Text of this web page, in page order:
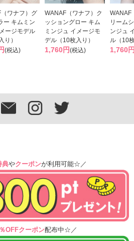
ワナフ）グ
ー キムミン
ージモデル
り）
(税込)
WANAF（ワナフ）ク
ッショングロー キム
ミンジュ イメージモ
デル（10枚入り）
1,760円(税込)
WANAF
リーム
ンジュ
ル（10
1,760
典やクーポンが利用可能☆／
OFFクーポン配布中☆／